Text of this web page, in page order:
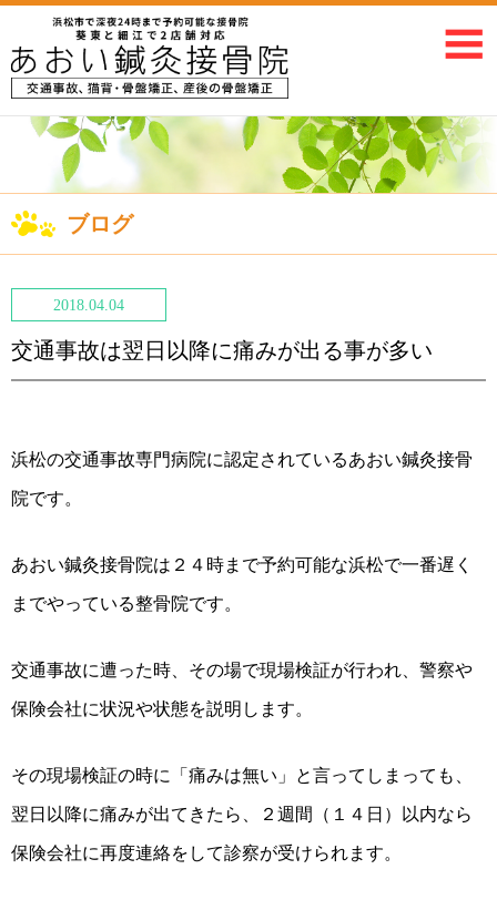
ブログ
2018.04.04
交通事故は翌日以降に痛みが出る事が多い
浜松の交通事故専門病院に認定されているあおい鍼灸接骨
院です。
あおい鍼灸接骨院は２４時まで予約可能な浜松で一番遅く
までやっている整骨院です。
交通事故に遭った時、その場で現場検証が行われ、警察や
保険会社に状況や状態を説明します。
その現場検証の時に「痛みは無い」と言ってしまっても、
翌日以降に痛みが出てきたら、２週間（１４日）以内なら
保険会社に再度連絡をして診察が受けられます。